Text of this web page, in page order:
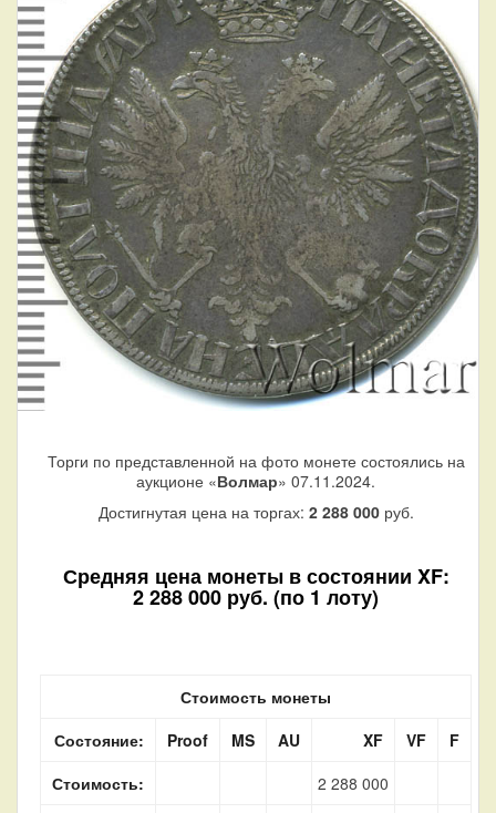
Торги по представленной на фото монете состоялись на
аукционе «Волмар» 07.11.2024.
Достигнутая цена на торгах: 2 288 000руб.
Средняя цена монеты в состоянии XF:
2 288 000 руб. (по 1 лоту)
Стоимость монеты
Состояние:
Proof MS AU XF VF
F
Стоимость:
2 288 000